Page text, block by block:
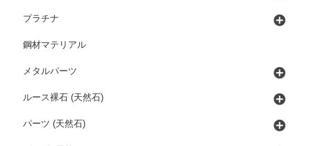
プラチナ
鋼材マテリアル
メタルパーツ
ルース裸石 (天然石)
パーツ (天然石)